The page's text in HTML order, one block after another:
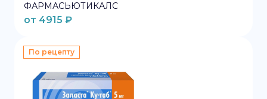
ФАРМАСЬЮТИКАЛС
от 4915 ₽
По рецепту